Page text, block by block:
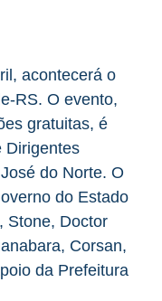
acontecerá o
RS. O evento,
gratuitas, é
Dirigentes
do Norte. O
do Estado
Stone, Doctor
Corsan,
da Prefeitura